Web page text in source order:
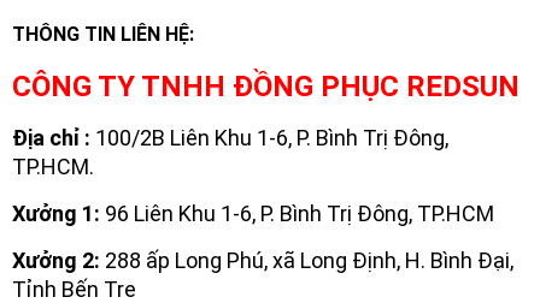
THÔNG TIN LIÊN HỆ:
CÔNG TY TNHH ĐỒNG PHỤC REDSUN
Địa chỉ : 100/2B Liên Khu 1-6, P. Bình Trị Đông,
TP.HCM.
Xưởng 1: 96 Liên Khu 1-6, P. Bình Trị Đông, TP.HCM
Xưởng 2: 288 ấp Long Phú, xã Long Định, H. Bình Đại,
Tỉnh Bến Tre